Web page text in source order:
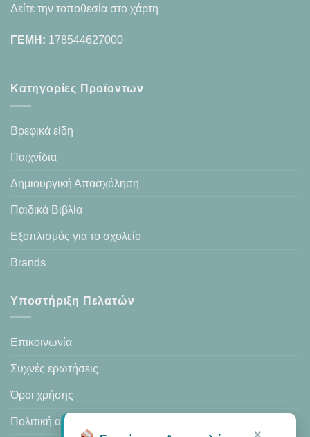
Δείτε την τοποθεσία στο χάρτη
ΓΕΜΗ: 178544627000
Κατηγορίες Προϊοντων
Βρεφικά είδη
Παιχνίδια
Δημιουργική Απασχόληση
Παιδικά Βιβλία
Εξοπλισμός για το σχολείο
Brands
Υποστήριξη Πελατών
Επικοινωνία
Συχνές ερωτήσεις
Όροι χρήσης
Πολιτική απορρήτου